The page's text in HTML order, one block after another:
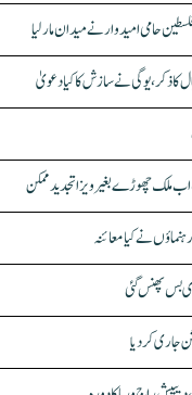
حامی امیدوار نے میدان مار لیا
کا ذکر، یوگی نے سازش کا کیا دعویٰ
نے کیا معائنہ
بس پھنس گئی